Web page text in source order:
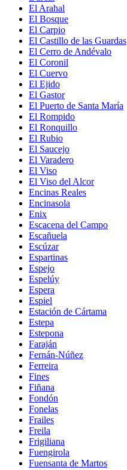
El Arahal
El Bosque
El Carpio
El Castillo de las Guardas
El Cerro de Andévalo
El Coronil
El Cuervo
El Ejido
El Gastor
El Puerto de Santa María
El Rompido
El Ronquillo
El Rubio
El Saucejo
El Varadero
El Viso
El Viso del Alcor
Encinas Reales
Encinasola
Enix
Escacena del Campo
Escañuela
Escúzar
Espartinas
Espejo
Espelúy
Espera
Espiel
Estación de Cártama
Estepa
Estepona
Faraján
Fernán-Núñez
Ferreira
Fines
Fiñana
Fondón
Fonelas
Frailes
Freila
Frigiliana
Fuengirola
Fuensanta de Martos